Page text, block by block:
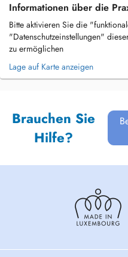
Informationen über die
Bitte aktivieren Sie die
"Datenschutzeinstellungen"
zu ermöglichen
Lage auf Karte anzeigen
Brauchen Sie
Hilfe?